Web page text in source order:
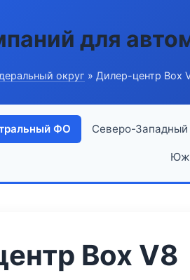
для
округ » Дилер-центр Box
ФО Северо-
Box V8